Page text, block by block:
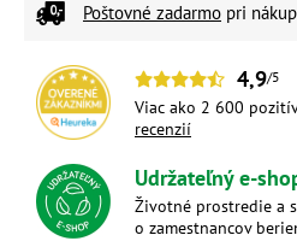
Poštovné zadarmo pri
4,9/5
Viac ako 2 600
recenzií
Udržateľný e-
Životné prostredie a
o zamestnancov